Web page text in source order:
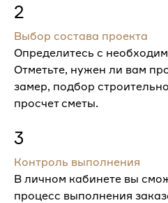
2
Выбор состава проекта
Определитесь с
Отметьте, нужен ли вам
замер, подбор
просчет сметы.
3
Контроль выполнения
В личном кабинете вы
процесс выполнения